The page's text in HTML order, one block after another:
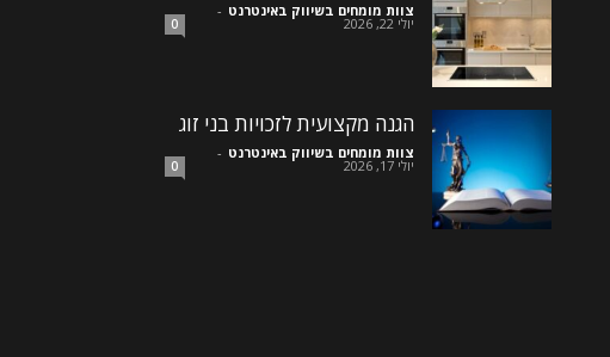
צוות מומחים בשיווק באינטרנט -
יולי 22, 2026 0
הגנה מקצועית לזכויות בני זוג
צוות מומחים בשיווק באינטרנט -
יולי 17, 2026 0